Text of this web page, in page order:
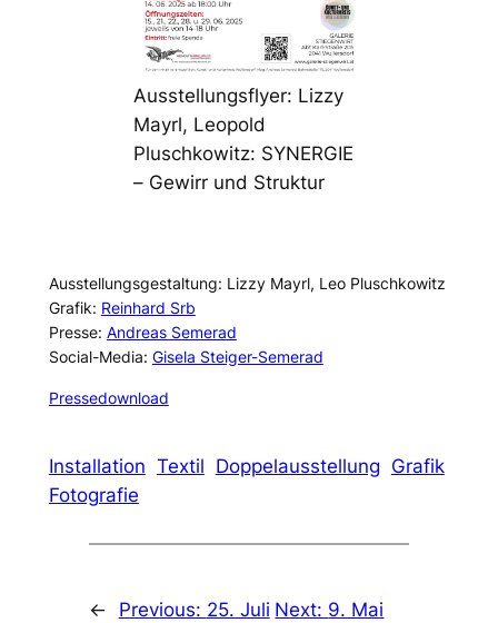
Ausstellungsflyer: Lizzy
Mayrl, Leopold
Pluschkowitz: SYNERGIE
– Gewirr und Struktur
Ausstellungsgestaltung: Lizzy Mayrl, Leo Pluschkowitz
Grafik: Reinhard Srb
Presse: Andreas Semerad
Social-Media: Gisela Steiger-Semerad
Pressedownload
Installation Textil Doppelausstellung Grafik
Fotografie
← Previous: 25. Juli Next: 9. Mai